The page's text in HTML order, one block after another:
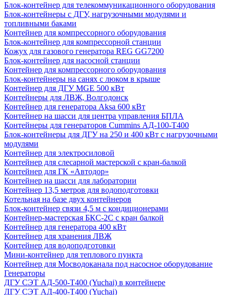
Блок-контейнер для телекоммуникационного оборудования
Блок-контейнеры с ДГУ, нагрузочными модулями и
топливными баками
Контейнер для компрессорного оборудования
Блок-контейнер для компрессорной станции
Кожух для газового генератора REG GG7200
Блок-контейнер для насосной станции
Контейнер для компрессорного оборудования
Блок-контейнеры на санях с люком в крыше
Контейнер для ДГУ MGE 500 кВт
Контейнеры для ЛВЖ, Волгодонск
Контейнер для генератора Aksa 600 кВт
Контейнер на шасси для центра управления БПЛА
Контейнеры для генераторов Cummins АД-100-Т400
Блок-контейнеры для ДГУ на 250 и 400 кВт с нагрузочными
модулями
Контейнер для электросиловой
Контейнер для слесарной мастерской с кран-балкой
Контейнер для ГК «Автодор»
Контейнер на шасси для лаборатории
Контейнер 13,5 метров для водоподготовки
Котельная на базе двух контейнеров
Блок-контейнер связи 4,5 м с кондиционерами
Контейнер-мастерская БКС-2С с кран балкой
Контейнер для генератора 400 кВт
Контейнер для хранения ЛВЖ
Контейнер для водоподготовки
Мини-контейнер для теплового пункта
Контейнер для Мосводоканала под насосное оборудование
Генераторы
ДГУ СЭТ АД-500-Т400 (Yuchai) в контейнере
ДГУ СЭТ АД-400-Т400 (Yuchai)